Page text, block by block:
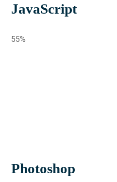
JavaScript
55%
Photoshop